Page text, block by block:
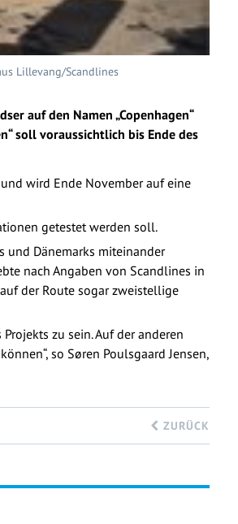
Lillevang/Scandlines
auf den Namen „Copenhagen“
soll voraussichtlich bis Ende des
wird Ende November auf eine
getestet werden soll.
und Dänemarks miteinander
nach Angaben von Scandlines in
der Route sogar zweistellige
zu sein. Auf der anderen
so Søren Poulsgaard Jensen,
ZURÜCK